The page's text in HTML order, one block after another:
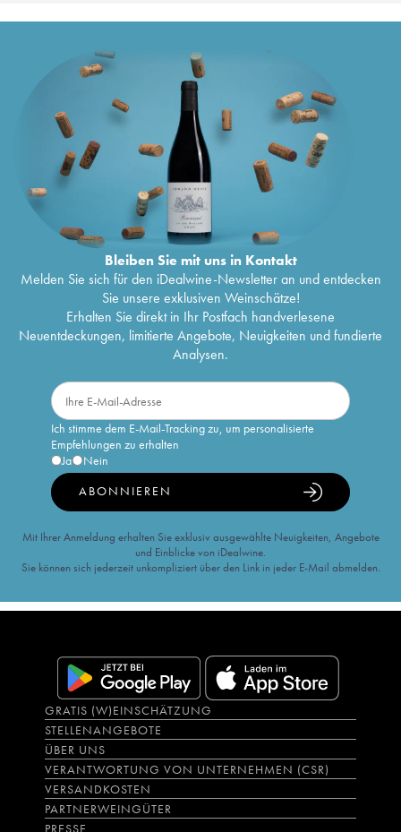
Bleiben Sie mit uns in Kontakt
Melden Sie sich für den iDealwine-Newsletter an und entdecken
Sie unsere exklusiven Weinschätze!
Erhalten Sie direkt in Ihr Postfach handverlesene
Neuentdeckungen, limitierte Angebote, Neuigkeiten und fundierte
Analysen.
Ich stimme dem E-Mail-Tracking zu, um personalisierte
Empfehlungen zu erhalten
Ja
Nein
ABONNIEREN
Mit Ihrer Anmeldung erhalten Sie exklusiv ausgewählte Neuigkeiten, Angebote
und Einblicke von iDealwine.
Sie können sich jederzeit unkompliziert über den Link in jeder E-Mail abmelden.
GRATIS (W)EINSCHÄTZUNG
STELLENANGEBOTE
ÜBER UNS
VERANTWORTUNG VON UNTERNEHMEN (CSR)
VERSANDKOSTEN
PARTNERWEINGÜTER
PRESSE